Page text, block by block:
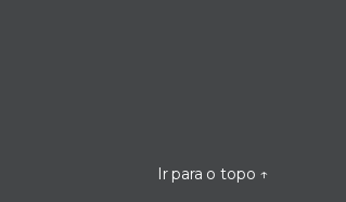
Ir para o topo ↑